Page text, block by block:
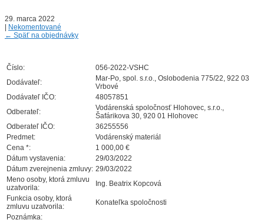
29. marca 2022
Nekomentované
← Späť na objednávky
Číslo:
056-2022-VSHC
Dodávateľ:
Mar-Po, spol. s.r.o., Oslobodenia 775/22, 922 03
Vrbové
Dodávateľ IČO:
48057851
Odberateľ:
Vodárenská spoločnosť Hlohovec, s.r.o.,
Šafárikova 30, 920 01 Hlohovec
Odberateľ IČO:
36255556
Predmet:
Vodárenský materiál
Cena *:
1 000,00 €
Dátum vystavenia:
29/03/2022
Dátum zverejnenia zmluvy: 29/03/2022
Meno osoby, ktorá zmluvu
uzatvorila:
Ing. Beatrix Kopcová
Funkcia osoby, ktorá
zmluvu uzatvorila:
Konateľka spoločnosti
Poznámka: